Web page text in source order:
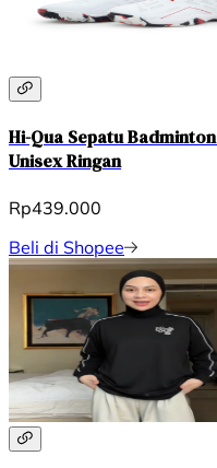
Hi-Qua Sepatu
Unisex Ringan
Rp439.000
Beli di Shopee